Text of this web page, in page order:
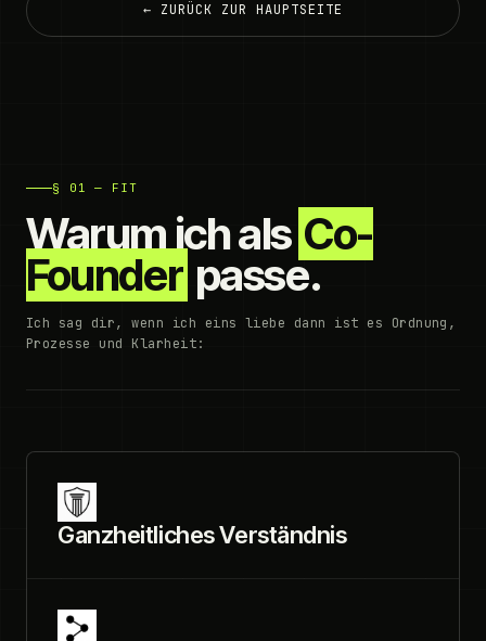
← ZURÜCK ZUR HAUPTSEITE
§ 01 — FIT
Warum ich als Co-
Founder passe.
Ich sag dir, wenn ich eins liebe dann ist es Ordnung,
Prozesse und Klarheit:
Ganzheitliches Verständnis